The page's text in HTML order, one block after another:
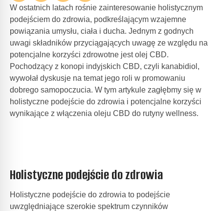
W ostatnich latach rośnie zainteresowanie holistycznym
podejściem do zdrowia, podkreślającym wzajemne
powiązania umysłu, ciała i ducha. Jednym z godnych
uwagi składników przyciągających uwagę ze względu na
potencjalne korzyści zdrowotne jest olej CBD.
Pochodzący z konopi indyjskich CBD, czyli kanabidiol,
wywołał dyskusje na temat jego roli w promowaniu
dobrego samopoczucia. W tym artykule zagłębmy się w
holistyczne podejście do zdrowia i potencjalne korzyści
wynikające z włączenia oleju CBD do rutyny wellness.
Holistyczne podejście do zdrowia
Holistyczne podejście do zdrowia to podejście
uwzględniające szerokie spektrum czynników